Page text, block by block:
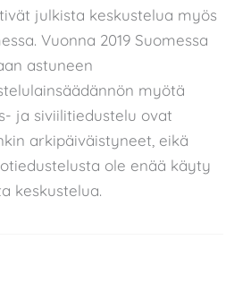
julkista keskustelua myös
Vuonna 2019 Suomessa
astuneen
myötä
ja siviilitiedustelu ovat
arkipäiväistyneet, eikä
ole enää käyty
keskustelua.